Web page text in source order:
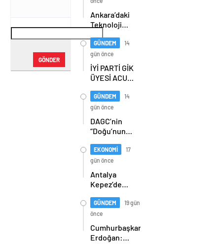
GÖNDER
Ankara’daki
Teknoloji
Teknopark
Nasıl
Büyüyor?
Burcu Alkan
Bilir Yeni
Hedefleri
Anlattı
GÜNDEM
14
gün önce
İYİ PARTİ GİK
ÜYESİ ACUR,
PARTİLİLERLE
BULUŞTU
GÜNDEM
14
gün önce
DAGC’nin
“Doğu’nun
Oscarları”
sahiplerini
buldu
EKONOMİ
17
gün önce
Antalya
Kepez’de
yangını
GÜNDEM
19 gün
önce
Cumhurbaşkanı
Erdoğan: